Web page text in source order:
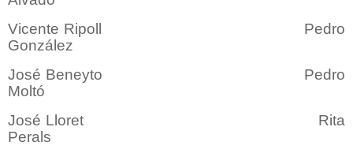
Vicente Ripoll Pedro
González
José Beneyto Pedro
Moltó
José Lloret Rita
Perals